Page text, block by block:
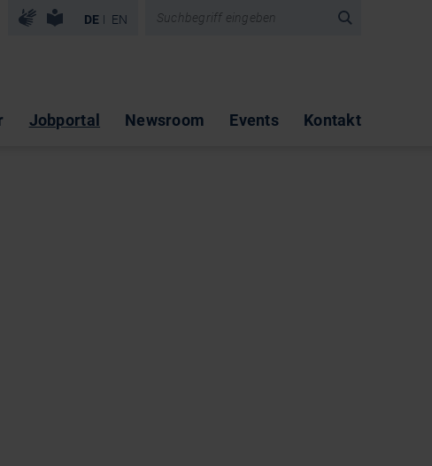
Navigation überspringen
DE EN
Jobportal Newsroom Events Kontakt